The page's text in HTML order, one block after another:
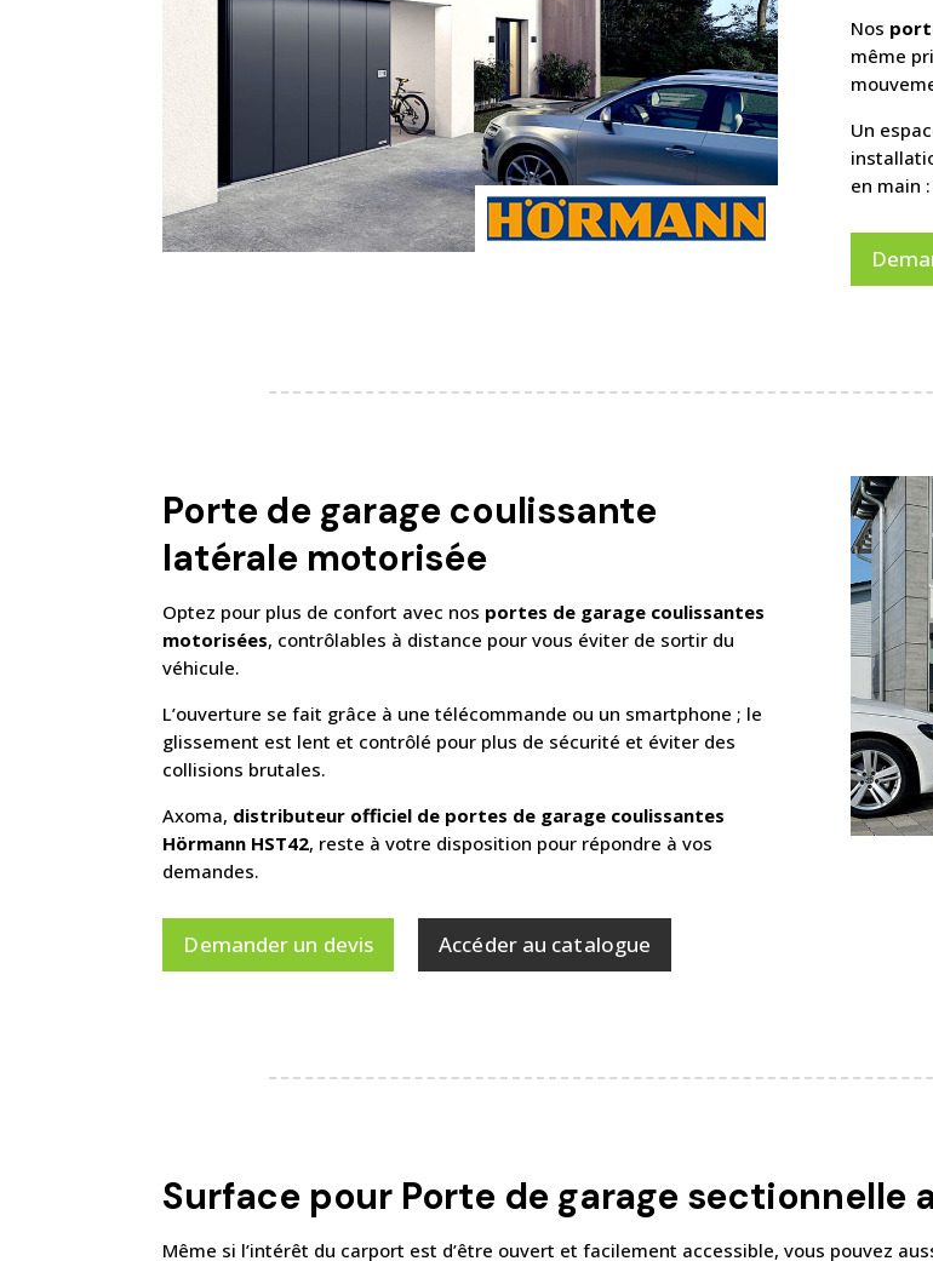
Nos
même
Un
en main
Porte de garage coulissante
latérale motorisée
Optez pour plus de confort avec nos portes de garage coulissantes
motorisées, contrôlables à distance pour vous éviter de sortir du
véhicule.
L’ouverture se fait grâce à une télécommande ou un smartphone ; le
glissement est lent et contrôlé pour plus de sécurité et éviter des
collisions brutales.
Axoma, distributeur officiel de portes de garage coulissantes
Hörmann HST42, reste à votre disposition pour répondre à vos
demandes.
Demander un devis Accéder au catalogue
Surface pour Porte de garage sectionnelle
Même si l’intérêt du carport est d’être ouvert et facilement accessible, vous pouvez